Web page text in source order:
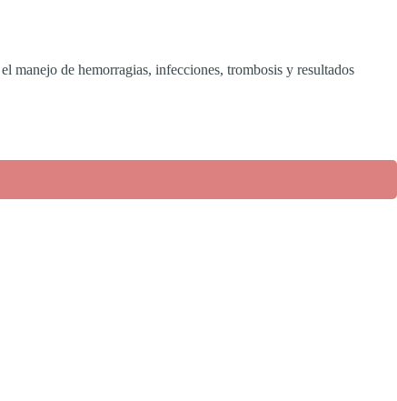
manejo de hemorragias, infecciones, trombosis y resultados